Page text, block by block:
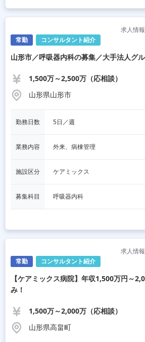
常勤 コンサルタント紹介
求人情
山形市／呼吸器内科の募集／大手法人グ
1,500万～2,500万（応相談）
山形県山形市
勤務日数 5日／週
業務内容 外来、病棟管理
施設区分 ケアミックス
募集科目 呼吸器内科
常勤 コンサルタント紹介
求人情
【ケアミックス病院】年収1,500万円～
み！
1,500万～2,000万（応相談）
山形県高畠町